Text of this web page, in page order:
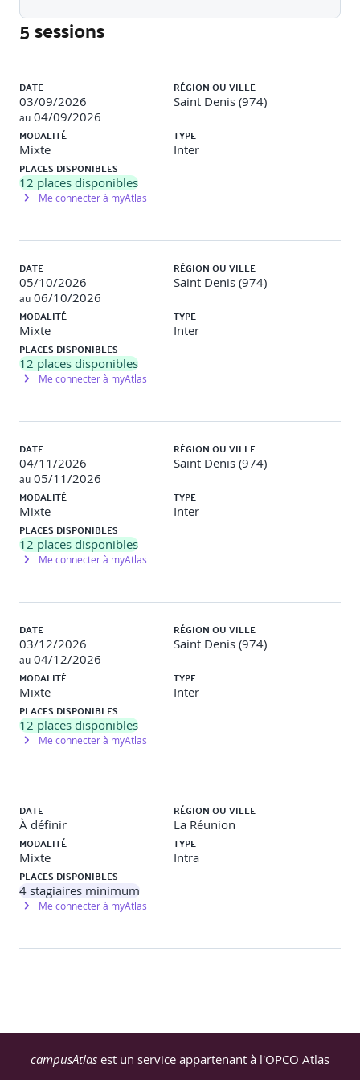
Atelier collaboratif sur les bonnes pratiques d’accueil
Chapitre 3 : Transmettre ses compétences et
savoir-faire
Pédagogie du tutorat : observer, expliquer, démontrer,
faire pratiquer
Adapter son accompagnement selon le profil de
Identifier les situations d’apprentissage dans l’activité
Activités :
Mise en situation “transfert de compétences”
Jeux de rôle tuteur/apprenti
Analyse collective de pratiques professionnelles
Chapitre 4 : Suivre et accompagner le
développement de l’apprenant
Fixer des objectifs progressifs et réalistes
Évaluer les acquis en situation de travail
Identifier et lever les obstacles à l’apprentissage
Construction d’une grille de suivi
Études de cas sur des situations de blocage
Restitution orale en sous-groupes
Chapitre 5 : Communiquer et motiver l’apprenti
Les bases de la communication interpersonnelle
Feedback constructif et motivation
Gestion des conflits et situations difficiles
Activités :
Exercices pratiques de communication bienveillante
Chapitre 6 : Collaborer avec les acteurs de
5 sessions
DATE
03/09/2026
au 04/09/2026
RÉGION OU VILLE
Saint Denis (974)
MODALITÉ
Mixte
TYPE
Inter
PLACES DISPONIBLES
12 places disponibles
Me connecter à myAtlas
DATE
05/10/2026
au 06/10/2026
RÉGION OU VILLE
Saint Denis (974)
MODALITÉ
Mixte
TYPE
Inter
PLACES DISPONIBLES
12 places disponibles
Me connecter à myAtlas
DATE
04/11/2026
au 05/11/2026
RÉGION OU VILLE
Saint Denis (974)
MODALITÉ
Mixte
TYPE
Inter
PLACES DISPONIBLES
12 places disponibles
Me connecter à myAtlas
DATE
03/12/2026
au 04/12/2026
RÉGION OU VILLE
Saint Denis (974)
MODALITÉ
Mixte
TYPE
Inter
PLACES DISPONIBLES
12 places disponibles
Me connecter à myAtlas
DATE
À définir
RÉGION OU VILLE
La Réunion
MODALITÉ
Mixte
TYPE
Intra
PLACES DISPONIBLES
4 stagiaires minimum
Me connecter à myAtlas
campusAtlas est un service appartenant à l'OPCO Atlas